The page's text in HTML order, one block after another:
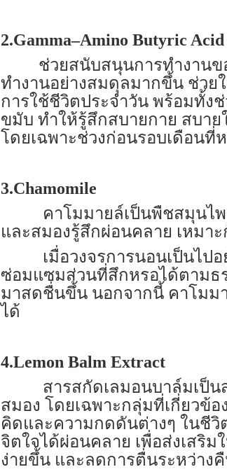
2.Gamma–Amino Butyric
ช่วยสนับสนุนการทำงานขอ
ทำงานอย่างสมดุลมากขึ้น ช่วย
การใช้ชีวิตประจำวัน พร้อมทั้ง
ขมับ ทำให้รู้สึกสบายกาย สบา
โดยเฉพาะช่วงก่อนรอบเดือน
3.Chamomile
คาโมมายล์เป็นพืชสมุนไพร
และสมองรู้สึกผ่อนคลาย เหม
เมื่อวงจรการนอนเป็นไปอย่
ซ่อมแซมส่วนที่สึกหรอได้ตามธ
มาสดชื่นขึ้น นอกจากนี้ คาโมม
ได้
4.Lemon Balm Extract
สารสกัดเลมอนบาล์มเป็นส
สมอง โดยเฉพาะกลุ่มที่เกี่ยวข้
คิดและความกดดันต่างๆ ในชีวิ
จิตใจได้ผ่อนคลาย เพื่อส่งเส
ง่ายขึ้น และลดการตื่นระหว่าง